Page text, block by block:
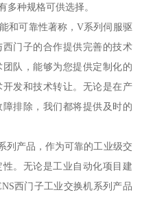
多种规格可供选择。
和可靠性著称，V系列伺服驱
门子的合作提供完善的技术
队，能够为您提供定制化的
发和技术转让。无论是在产
排除，我们都将提供及时的
品，作为可靠的工业级交
。无论是工业自动化项目建
西门子工业交换机系列产品